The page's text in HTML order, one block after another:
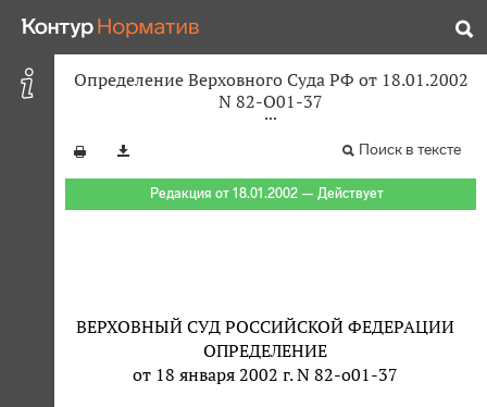
Определение Верховного Суда РФ от 18.01.2002
N 82-О01-37
Поиск в тексте
Редакция от 18.01.2002 — Действует
ВЕРХОВНЫЙ СУД РОССИЙСКОЙ ФЕДЕРАЦИИ
ОПРЕДЕЛЕНИЕ
от 18 января 2002 г. N 82-о01-37